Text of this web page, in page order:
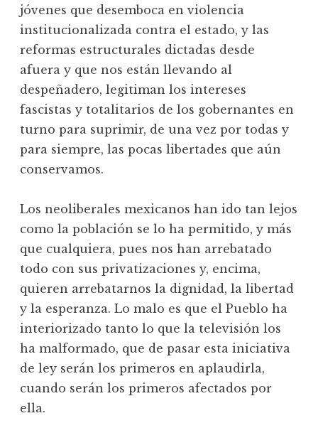
jóvenes que desemboca en violencia
institucionalizada contra el estado, y las
reformas estructurales dictadas desde
afuera y que nos están llevando al
despeñadero, legitiman los intereses
fascistas y totalitarios de los gobernantes en
turno para suprimir, de una vez por todas y
para siempre, las pocas libertades que aún
conservamos.
Los neoliberales mexicanos han ido tan lejos
como la población se lo ha permitido, y más
que cualquiera, pues nos han arrebatado
todo con sus privatizaciones y, encima,
quieren arrebatarnos la dignidad, la libertad
y la esperanza. Lo malo es que el Pueblo ha
interiorizado tanto lo que la televisión los
ha malformado, que de pasar esta iniciativa
de ley serán los primeros en aplaudirla,
cuando serán los primeros afectados por
ella.